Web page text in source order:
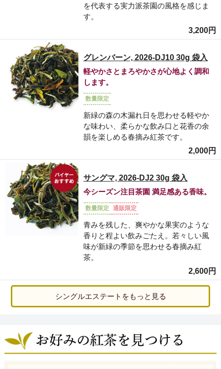
を代表する実力派茶園の風格を感じま
す。
3,200円
グレンバーン, 2026-DJ10 30g 袋入
軽やかさとまろやかさが心地よく調和
します。
数量限定
新緑の森の木漏れ日を思わせる軽やか
な味わい、柔らかな飲み口と花香の余
韻を楽しめる春摘み紅茶です。
2,000円
サングマ, 2026-DJ2 30g 袋入
今シーズン注目茶園 満足感ある香味。
数量限定 通販限定
青みを残した、爽やかな果実のような
香りと程よい飲みごたえ。若々しい風
味が新緑の季節を思わせる春摘み紅
茶。
2,600円
シングルエステートをもっと見る